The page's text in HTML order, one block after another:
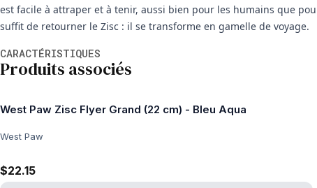
est facile à attraper et à tenir, aussi bien pour les humains que
suffit de retourner le Zisc : il se transforme en gamelle de voyage.
CARACTÉRISTIQUES
Produits associés
West Paw Zisc Flyer Grand (22 cm) - Bleu Aqua
West Paw
$22.15